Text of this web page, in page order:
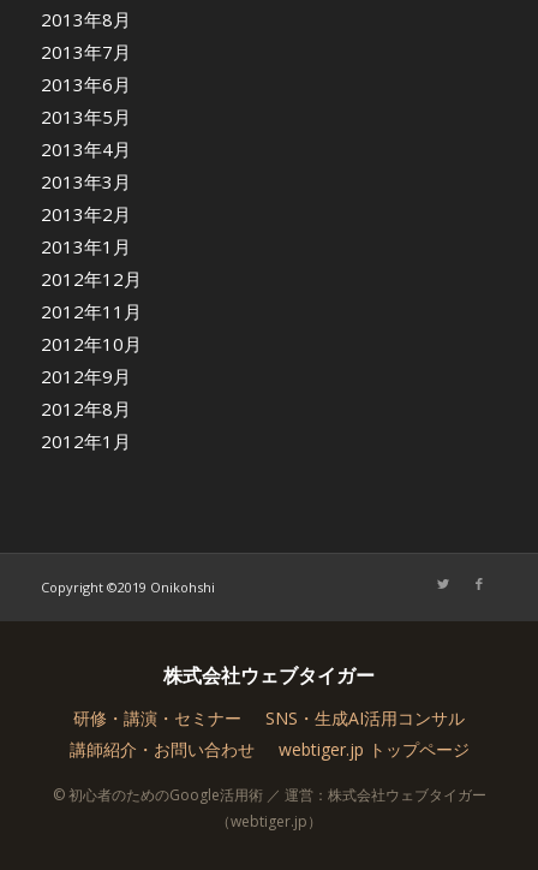
2013年8月
2013年7月
2013年6月
2013年5月
2013年4月
2013年3月
2013年2月
2013年1月
2012年12月
2012年11月
2012年10月
2012年9月
2012年8月
2012年1月
Copyright ©2019 Onikohshi
株式会社ウェブタイガー
研修・講演・セミナー
SNS・生成AI活用コンサル
講師紹介・お問い合わせ
webtiger.jp トップページ
© 初心者のためのGoogle活用術 ／ 運営：株式会社ウェブタイガー
（webtiger.jp）